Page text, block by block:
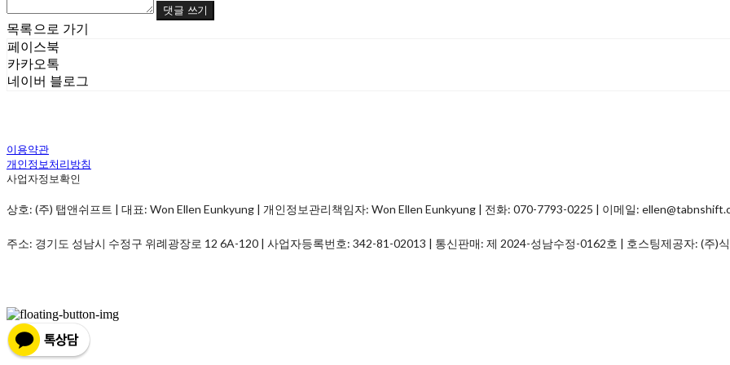
댓글 쓰기
목록으로 가기
페이스북
카카오톡
네이버 블로그
이용약관
개인정보처리방침
사업자정보확인
상호: (주) 탭앤쉬프트 | 대표: Won Ellen Eunkyung | 개인정보관리책임자: Won Ellen Eunkyung | 전화: 070-7793-0225 | 이메일:
주소: 경기도 성남시 수정구 위례광장로 12 6A-120 | 사업자등록번호: 342-81-02013 | 통신판매: 제 2024-성남수정-0162호 | 호스팅제공자: (주)